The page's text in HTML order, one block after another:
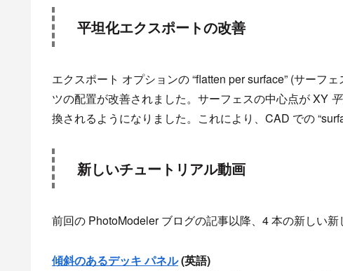
平坦化エクスポートの改善
エクスポート オプションの “flatten per surface” (サーフ
ツの配置が改善されました。サーフェスの中心点が XY
換されるようになりました。これにより、CAD での
新しいチュートリアル動画
前回の PhotoModeler ブログの記事以降、4 本の新しい新
傾斜のあるデッキ パネル(英語)